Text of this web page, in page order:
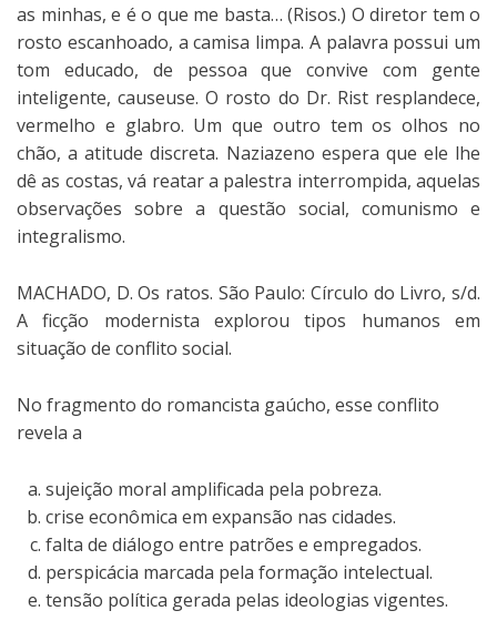
as minhas, e é o que me basta… (Risos.) O diretor tem o
rosto escanhoado, a camisa limpa. A palavra possui um
tom educado, de pessoa que convive com gente
inteligente, causeuse. O rosto do Dr. Rist resplandece,
vermelho e glabro. Um que outro tem os olhos no
chão, a atitude discreta. Naziazeno espera que ele lhe
dê as costas, vá reatar a palestra interrompida, aquelas
observações sobre a questão social, comunismo e
integralismo.
MACHADO, D. Os ratos. São Paulo: Círculo do Livro, s/d.
A ficção modernista explorou tipos humanos em
situação de conflito social.
No fragmento do romancista gaúcho, esse conflito
revela a
sujeição moral amplificada pela pobreza.
crise econômica em expansão nas cidades.
falta de diálogo entre patrões e empregados.
perspicácia marcada pela formação intelectual.
tensão política gerada pelas ideologias vigentes.